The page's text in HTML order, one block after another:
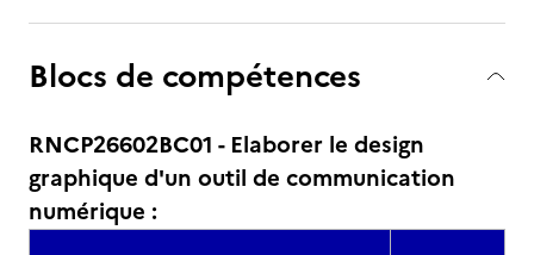
Blocs de compétences
RNCP26602BC01 - Elaborer le design
graphique d'un outil de communication
numérique :